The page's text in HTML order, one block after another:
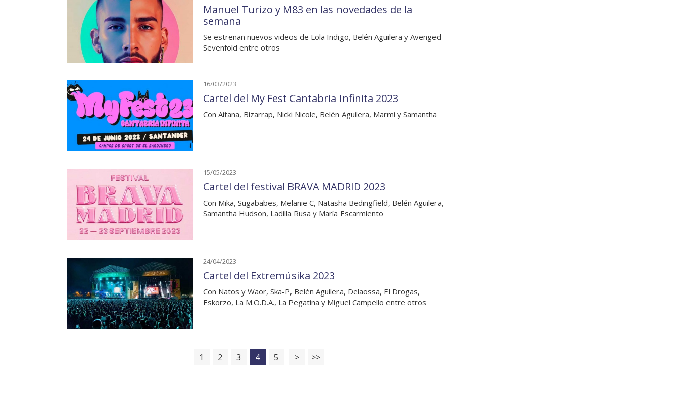
Manuel Turizo y M83 en las novedades de la
semana
Se estrenan nuevos videos de Lola Indigo, Belén Aguilera y Avenged
Sevenfold entre otros
16/03/2023
Cartel del My Fest Cantabria Infinita 2023
Con Aitana, Bizarrap, Nicki Nicole, Belén Aguilera, Marmi y Samantha
15/05/2023
Cartel del festival BRAVA MADRID 2023
Con Mika, Sugababes, Melanie C, Natasha Bedingfield, Belén Aguilera,
Samantha Hudson, Ladilla Rusa y María Escarmiento
24/04/2023
Cartel del Extremúsika 2023
Con Natos y Waor, Ska-P, Belén Aguilera, Delaossa, El Drogas,
Eskorzo, La M.O.D.A., La Pegatina y Miguel Campello entre otros
1 2 3 4 5 > >>